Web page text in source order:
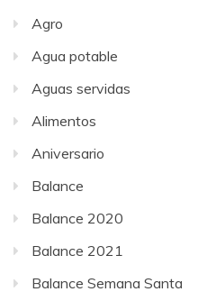
Agro
Agua potable
Aguas servidas
Alimentos
Aniversario
Balance
Balance 2020
Balance 2021
Balance Semana Santa